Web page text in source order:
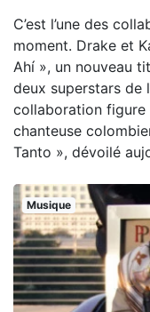
C’est l’une des
moment. Drake et
Ahí », un nouveau
deux superstars de
collaboration figure
chanteuse
Tanto », dévoilé
Musique